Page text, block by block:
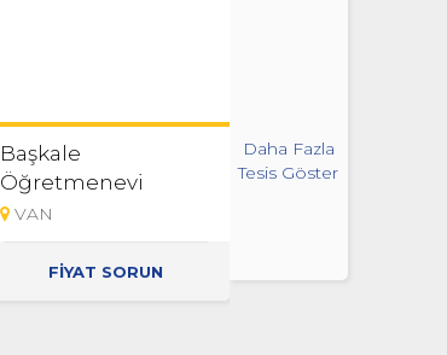
Başkale
Öğretmenevi
VAN
FİYAT SORUN
Erciş
500
Daha Fazla
Tesis Göster